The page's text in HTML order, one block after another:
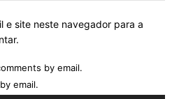
e site neste navegador para a
by email.
email.